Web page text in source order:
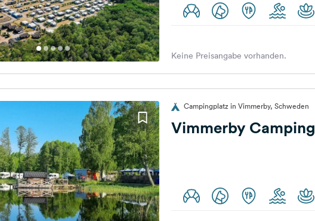
Keine Preisangabe vorhanden.
Campingplatz in Vimmerby, Schweden
Vimmerby Camping